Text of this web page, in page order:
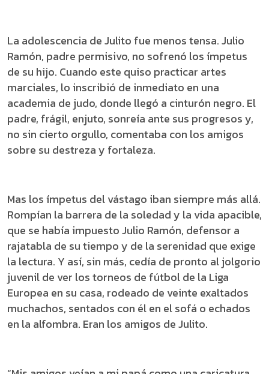
La adolescencia de Julito fue menos tensa. Julio
Ramón, padre permisivo, no sofrenó los ímpetus
de su hijo. Cuando este quiso practicar artes
marciales, lo inscribió de inmediato en una
academia de judo, donde llegó a cinturón negro. El
padre, frágil, enjuto, sonreía ante sus progresos y,
no sin cierto orgullo, comentaba con los amigos
sobre su destreza y fortaleza.
Mas los ímpetus del vástago iban siempre más allá.
Rompían la barrera de la soledad y la vida apacible,
que se había impuesto Julio Ramón, defensor a
rajatabla de su tiempo y de la serenidad que exige
la lectura. Y así, sin más, cedía de pronto al jolgorio
juvenil de ver los torneos de fútbol de la Liga
Europea en su casa, rodeado de veinte exaltados
muchachos, sentados con él en el sofá o echados
en la alfombra. Eran los amigos de Julito.